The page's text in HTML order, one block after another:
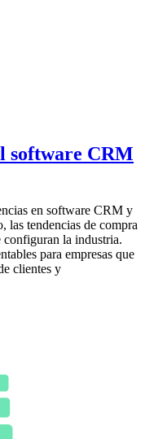
software CRM
en software CRM y
las tendencias de compra
configuran la industria.
para empresas que
clientes y